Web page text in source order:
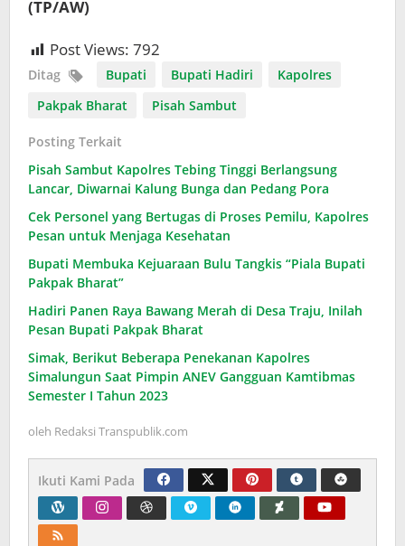
(TP/AW)
Post Views: 792
Ditag Bupati Bupati Hadiri
Kapolres
Pakpak Bharat
Pisah Sambut
Posting Terkait
Pisah Sambut Kapolres Tebing Tinggi Berlangsung
Lancar, Diwarnai Kalung Bunga dan Pedang Pora
Cek Personel yang Bertugas di Proses Pemilu, Kapolres
Pesan untuk Menjaga Kesehatan
Bupati Membuka Kejuaraan Bulu Tangkis “Piala Bupati
Pakpak Bharat”
Hadiri Panen Raya Bawang Merah di Desa Traju, Inilah
Pesan Bupati Pakpak Bharat
Simak, Berikut Beberapa Penekanan Kapolres
Simalungun Saat Pimpin ANEV Gangguan Kamtibmas
Semester I Tahun 2023
oleh Redaksi Transpublik.com
Ikuti Kami Pada